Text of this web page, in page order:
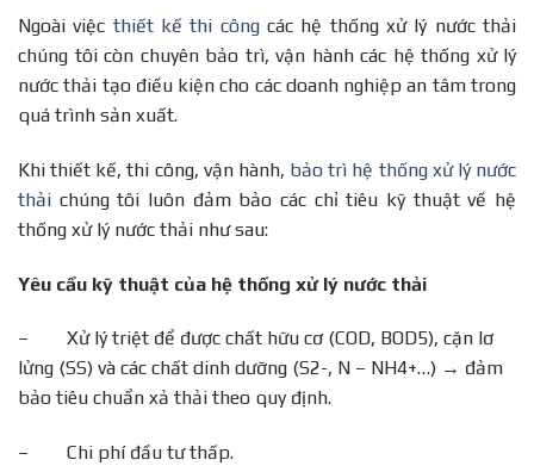
Ngoài việc thiết kế thi côngcác hệ thống xử lý nước thải
chúng tôi còn chuyên bảo trì, vận hành các hệ thống xử lý
nước thải tạo điều kiện cho các doanh nghiệp an tâm trong
quá trình sản xuất.
Khi thiết kế, thi công, vận hành, bảo trì hệ thống xử lý nước
thải chúng tôi luôn đảm bảo các chỉ tiêu kỹ thuật về hệ
thống xử lý nước thải như sau:
Yêu cầu kỹ thuật của hệ thống xử lý nước thải
– Xử lý triệt để được chất hữu cơ (COD, BOD5), cặn lơ
lửng (SS) và các chất dinh dưỡng (S2-, N – NH4+…) → đảm
bảo tiêu chuẩn xả thải theo quy định.
– Chi phí đầu tư thấp.